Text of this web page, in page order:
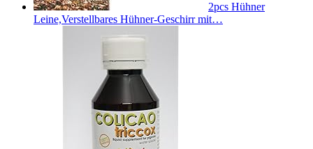
2pcs Hühner
Leine,Verstellbares Hühner-Geschirr mit…